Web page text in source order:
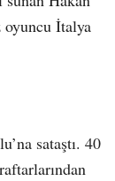
oyuncu İtalya
sataştı. 40